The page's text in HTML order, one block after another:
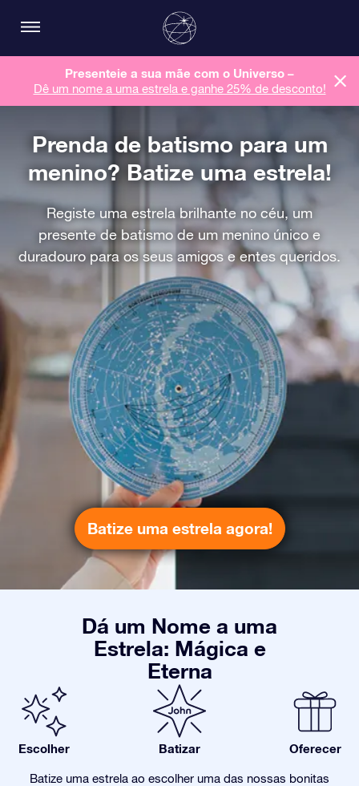
Presenteie a sua mãe com o Universo –
Dê um nome a uma estrela e ganhe 25% de desconto!
Prenda de batismo para um
menino? Batize uma estrela!
Registe uma estrela brilhante no céu, um
presente de batismo de um menino único e
duradouro para os seus amigos e entes queridos.
Batize uma estrela agora!
Dá um Nome a uma
Estrela: Mágica e
Eterna
Escolher Batizar Oferecer
Batize uma estrela ao escolher uma das nossas bonitas